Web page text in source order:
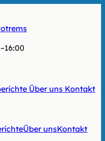
Über uns Kontakt
Über unsKontakt